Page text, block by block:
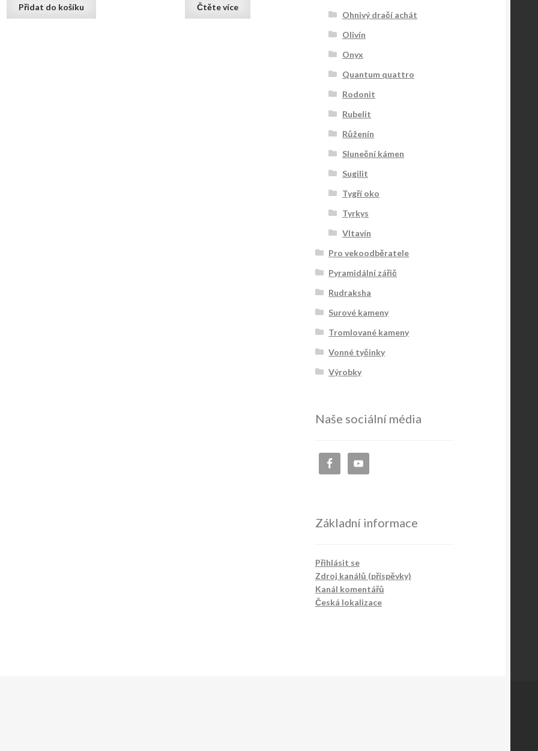
Přidat do košíku Čtěte více
Ohnivý dračí achát
Olivín
Onyx
Quantum quattro
Rodonit
Rubelit
Růženín
Sluneční kámen
Sugilit
Tygří oko
Tyrkys
Vltavín
Pro vekoodběratele
Pyramidální zářič
Rudraksha
Surové kameny
Tromlované kameny
Vonné tyčinky
Výrobky
Naše sociální média
Základní informace
Přihlásit se
Zdroj kanálů (příspěvky)
Kanál komentářů
Česká lokalizace